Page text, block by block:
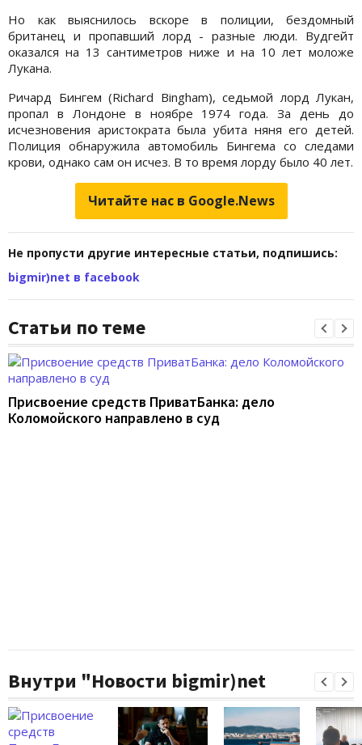
Но как выяснилось вскоре в полиции, бездомный
британец и пропавший лорд - разные люди. Вудгейт
оказался на 13 сантиметров ниже и на 10 лет моложе
Лукана.
Ричард Бингем (Richard Bingham), седьмой лорд Лукан,
пропал в Лондоне в ноябре 1974 года. За день до
исчезновения аристократа была убита няня его детей.
Полиция обнаружила автомобиль Бингема со следами
крови, однако сам он исчез. В то время лорду было 40 лет.
Читайте нас в Google.News
Не пропусти другие интересные статьи, подпишись:
bigmir)net в facebook
Статьи по теме
Присвоение средств ПриватБанка: дело
Коломойского направлено в суд
Внутри "Новости bigmir)net